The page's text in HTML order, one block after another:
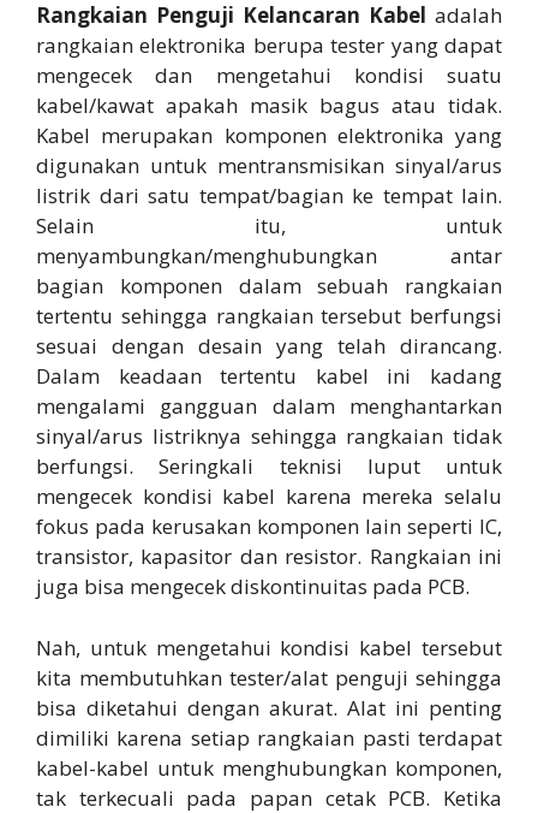
Rangkaian Penguji Kelancaran Kabel adalah
rangkaian elektronika berupa tester yang dapat
mengecek dan mengetahui kondisi suatu
kabel/kawat apakah masik bagus atau tidak.
Kabel merupakan komponen elektronika yang
digunakan untuk mentransmisikan sinyal/arus
listrik dari satu tempat/bagian ke tempat lain.
Selain itu, untuk
menyambungkan/menghubungkan antar
bagian komponen dalam sebuah rangkaian
tertentu sehingga rangkaian tersebut berfungsi
sesuai dengan desain yang telah dirancang.
Dalam keadaan tertentu kabel ini kadang
mengalami gangguan dalam menghantarkan
sinyal/arus listriknya sehingga rangkaian tidak
berfungsi. Seringkali teknisi luput untuk
mengecek kondisi kabel karena mereka selalu
fokus pada kerusakan komponen lain seperti IC,
transistor, kapasitor dan resistor. Rangkaian ini
juga bisa mengecek diskontinuitas pada PCB.
Nah, untuk mengetahui kondisi kabel tersebut
kita membutuhkan tester/alat penguji sehingga
bisa diketahui dengan akurat. Alat ini penting
dimiliki karena setiap rangkaian pasti terdapat
kabel-kabel untuk menghubungkan komponen,
tak terkecuali pada papan cetak PCB. Ketika